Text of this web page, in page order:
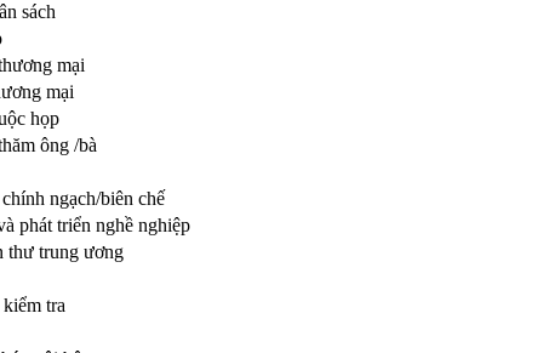
sách
mại
mại
họp
ông /bà
ngạch/biên chế
phát triển nghề nghiệp
thư trung ương
kiểm tra